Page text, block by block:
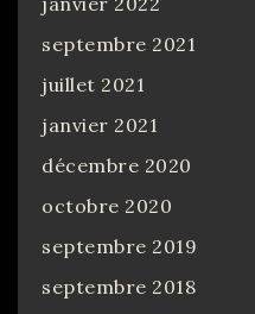
septembre 2021
juillet 2021
janvier 2021
décembre 2020
octobre 2020
septembre 2019
septembre 2018